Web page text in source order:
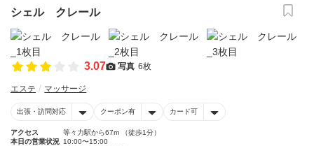
シェル クレール
3.07 写真 6枚
エステ マッサージ
出張・訪問対応 クーポン有 カード可
アクセス
等々力駅から67m （徒歩1分）
本日の営業状況 10:00〜15:00